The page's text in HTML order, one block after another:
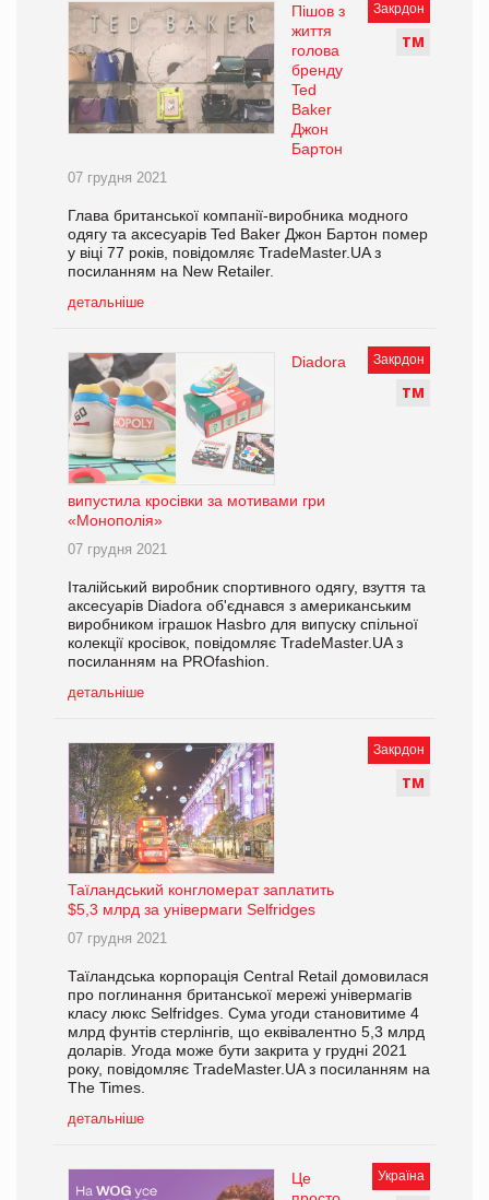
Закрдон
ТМ
Пішов з
життя
голова
бренду
Ted
Baker
Джон
Бартон
07 грудня 2021
Глава британської компанії-виробника модного
одягу та аксесуарів Ted Baker Джон Бартон помер
у віці 77 років, повідомляє TradeMaster.UA з
посиланням на New Retailer.
детальніше
Закрдон
ТМ
Diadora
випустила кросівки за мотивами гри
«Монополія»
07 грудня 2021
Італійський виробник спортивного одягу, взуття та
аксесуарів Diadora об'єднався з американським
виробником іграшок Hasbro для випуску спільної
колекції кросівок, повідомляє TradeMaster.UA з
посиланням на PROfashion.
детальніше
Закрдон
ТМ
Таїландський конгломерат заплатить
$5,3 млрд за універмаги Selfridges
07 грудня 2021
Таїландська корпорація Central Retail домовилася
про поглинання британської мережі універмагів
класу люкс Selfridges. Сума угоди становитиме 4
млрд фунтів стерлінгів, що еквівалентно 5,3 млрд
доларів. Угода може бути закрита у грудні 2021
року, повідомляє TradeMaster.UA з посиланням на
The Times.
детальніше
Україна
Це